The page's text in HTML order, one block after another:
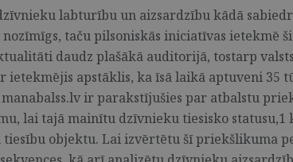
labturību un aizsardzību kādā
taču pilsoniskās iniciatīvas ietekmē
daudz plašākā auditorijā, tostarp
ietekmējis apstāklis, ka īsā laikā aptuveni 35
ir parakstījušies par atbalstu
lai tajā mainītu dzīvnieku tiesisko statusu,1
tiesību objektu. Lai izvērtētu šī priekšlikuma